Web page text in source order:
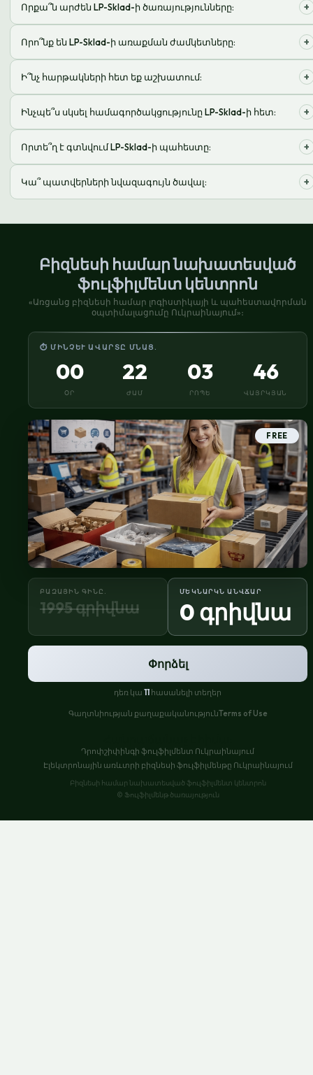
ինտեգրում հարթակների հետ և թափանցիկ
հաշվետվություն:
Որքա՞ն արժեն LP-Sklad-ի ծառայությունները: +
չափերից և սակագնից:
Որո՞նք են LP-Sklad-ի առաքման ժամկետները: +
տարածաշրջանից: Սովորաբար 1-3 օր Ուկրաինայում:
Ի՞նչ հարթակների հետ եք աշխատում: +
Rozetka, Shopify և այլն:
Ինչպե՞ս սկսել համագործակցությունը LP-Sklad-ի հետ: +
խորհրդատվության և պայմանագիր կնքելու համար:
Որտե՞ղ է գտնվում LP-Sklad-ի պահեստը: +
հանգույցով՝ արագ առաքման համար:
Կա՞ պատվերների նվազագույն ծավալ: +
անհատական, կախված հաճախորդի կարիքներից:
Բիզնեսի համար նախատեսված
ֆուլֆիլմենտ կենտրոն
«Առցանց բիզնեսի համար լոգիստիկայի և պահեստավորման
օպտիմալացումը Ուկրաինայում»։
⏱ ՄԻՆՉԵՒ ԱՎԱՐՏԸ ՄՆԱՑ.
00
ՕՐ
22
ԺԱՄ
03
ՐՈՊԵ
45
ՎԱՅՐԿՅԱՆ
FREE
ԲԱԶԱՅԻՆ ԳԻՆԸ.
1995 գրիվնա
ՄԵԿՆԱՐԿՆ ԱՆՎՃԱՐ
0 գրիվնա
Փորձել
դեռ կա 11 հասանելի տեղեր
Գաղտնիության քաղաքականությունTerms of Use
Դրոփշիփինգի ֆուլֆիլմենտ Ուկրաինայում
Էլեկտրոնային առևտրի բիզնեսի ֆուլֆիլմենթը Ուկրաինայում
Բիզնեսի համար նախատեսված ֆուլֆիլմենտ կենտրոն
© Ֆուլֆիլմենթ ծառայություն